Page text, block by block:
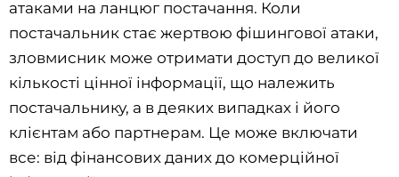
атаками на ланцюг постачання. Коли
постачальник стає жертвою фішингової атаки,
зловмисник може отримати доступ до великої
кількості цінної інформації, що належить
постачальнику, а в деяких випадках і його
клієнтам або партнерам. Це може включати
все: від фінансових даних до комерційної